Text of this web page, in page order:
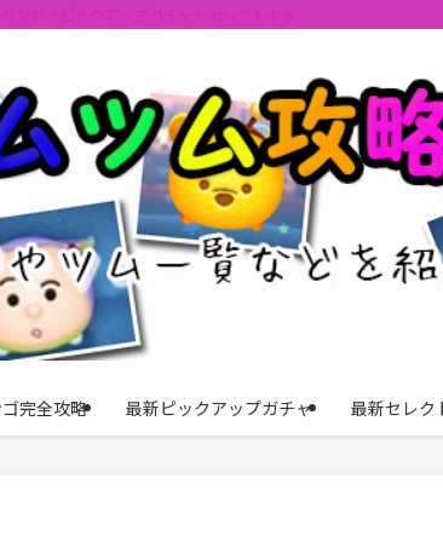
ント・ピックアップガチャ・セレクトボックスの情報を最速
完全攻略 最新ピックアップガチャ 最新セレク